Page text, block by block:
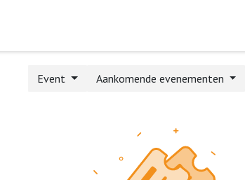
Event Aankomende evenementen